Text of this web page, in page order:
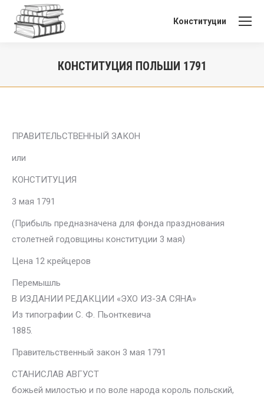
Конституции
КОНСТИТУЦИЯ ПОЛЬШИ 1791
ПРАВИТЕЛЬСТВЕННЫЙ ЗАКОН
или
КОНСТИТУЦИЯ
3 мая 1791
(Прибыль предназначена для фонда празднования
столетней годовщины конституции 3 мая)
Цена 12 крейцеров
Перемышль
В ИЗДАНИИ РЕДАКЦИИ «ЭХО ИЗ-ЗА СЯНА»
Из типографии С. Ф. Пьонткевича
1885.
Правительственный закон 3 мая 1791
СТАНИСЛАВ АВГУСТ
божьей милостью и по воле народа король польский,